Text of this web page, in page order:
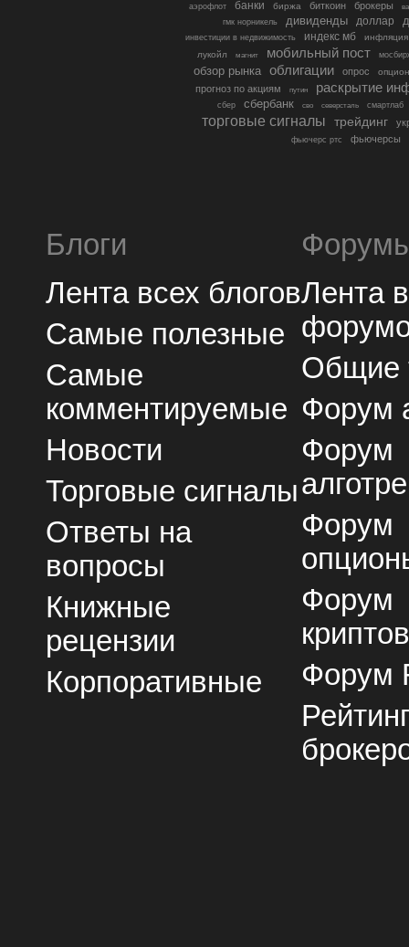
аэрофлот банки биржа биткоин брокеры
гмк норникель
дивиденды доллар
инвестиции в недвижимость индекс мб
инфляция
лукойл
магнит мобильный пост
обзор рынка облигации опрос
прогноз по акциям путин раскрытие
сбер сбербанк сво северсталь смартлаб
торговые сигналы трейдинг
фьючерс ртс фьючерсы
Блоги
Лента всех блогов
Самые полезные
Самые
комментируемые
Новости
Торговые сигналы
Ответы на
вопросы
Книжные
рецензии
Корпоративные
Лента
Общие
Форум
Форум
Форум
Форум
Форум